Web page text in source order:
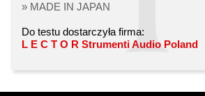
» MADE IN JAPAN
Do testu dostarczyła firma:
L E C T O R Strumenti Audio Poland